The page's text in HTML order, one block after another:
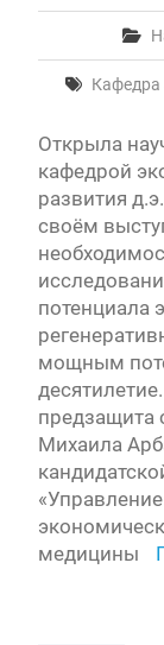
Кафедра
Открыла
кафедрой
развития
своём
потенциала
мощным
предзащита
Михаила
медицины